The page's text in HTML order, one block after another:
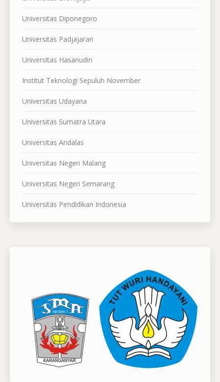
Universitas Diponegoro
Universitas Padjajaran
Universitas Hasanudin
Institut Teknologi Sepuluh November
Universitas Udayana
Universitas Sumatra Utara
Universitas Andalas
Universitas Negeri Malang
Universitas Negeri Semarang
Universitas Pendidikan Indonesia